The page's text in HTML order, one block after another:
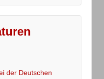
der Deutschen